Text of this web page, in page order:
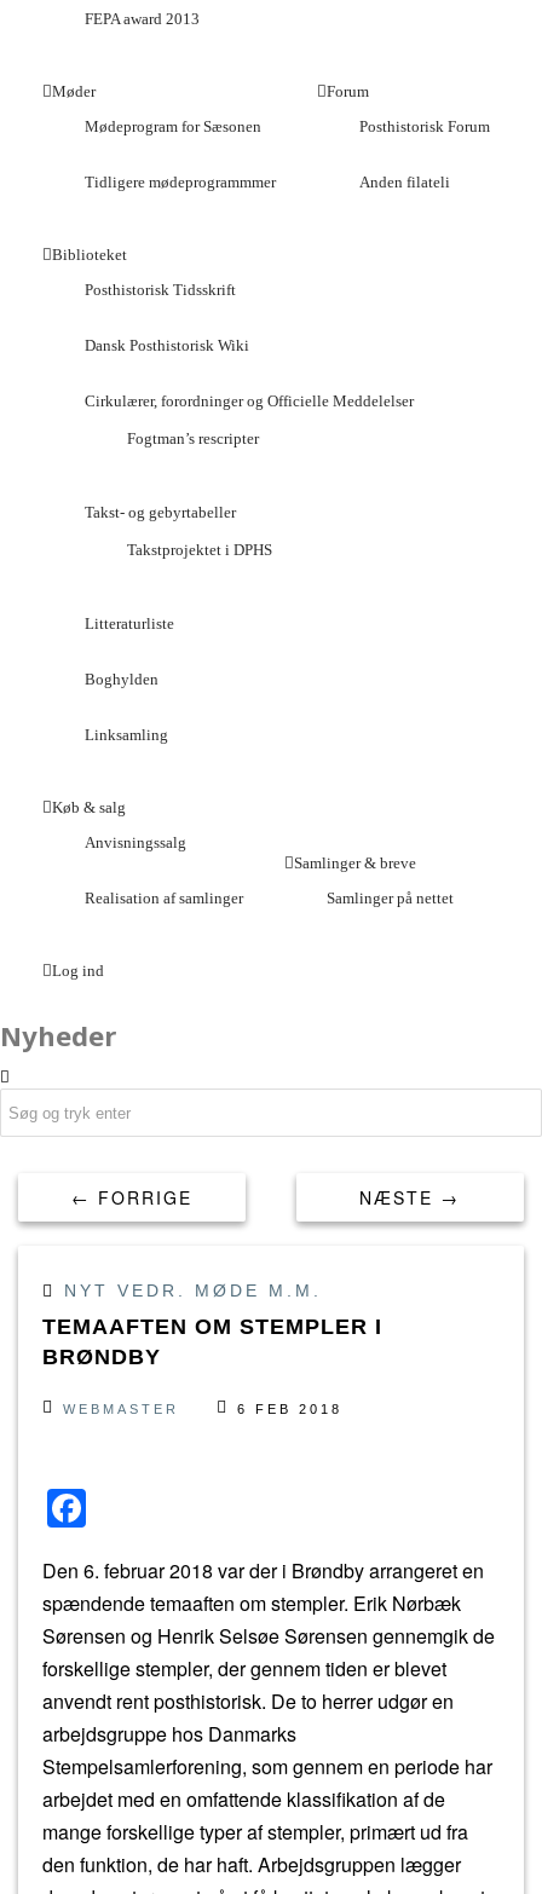
FEPA award 2013
Møder
Mødeprogram for Sæsonen
Tidligere mødeprogrammmer
Forum
Posthistorisk Forum
Anden filateli
Biblioteket
Posthistorisk Tidsskrift
Dansk Posthistorisk Wiki
Cirkulærer, forordninger og Officielle Meddelelser
Fogtman’s rescripter
Takst- og gebyrtabeller
Takstprojektet i DPHS
Litteraturliste
Boghylden
Linksamling
Køb & salg
Anvisningssalg
Realisation af samlinger
Samlinger & breve
Samlinger på nettet
Log ind
Nyheder
← FORRIGE NÆSTE →
NYT VEDR. MØDE M.M.
TEMAAFTEN OM STEMPLER I
BRØNDBY
WEBMASTER 6 FEB 2018
c
e
b
o
o
k
Den 6. februar 2018 var der i Brøndby arrangeret en
spændende temaaften om stempler. Erik Nørbæk
Sørensen og Henrik Selsøe Sørensen gennemgik de
forskellige stempler, der gennem tiden er blevet
anvendt rent posthistorisk. De to herrer udgør en
arbejdsgruppe hos Danmarks
Stempelsamlerforening, som gennem en periode har
arbejdet med en omfattende klassifikation af de
mange forskellige typer af stempler, primært ud fra
den funktion, de har haft. Arbejdsgruppen lægger